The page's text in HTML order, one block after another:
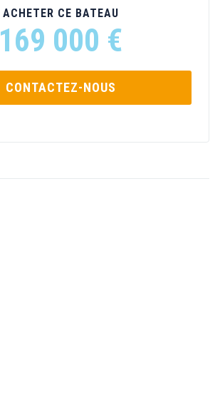
ACHETER CE BATEAU
169 000 €
CONTACTEZ-NOUS